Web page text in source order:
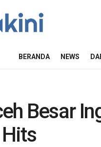
BERANDA NEWS
Besar